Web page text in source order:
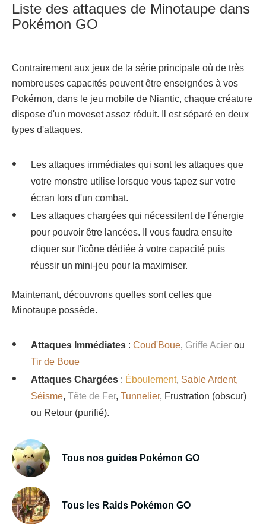
Liste des attaques de Minotaupe dans
Pokémon GO
Contrairement aux jeux de la série principale où de très
nombreuses capacités peuvent être enseignées à vos
Pokémon, dans le jeu mobile de Niantic, chaque créature
dispose d'un moveset assez réduit. Il est séparé en deux
types d'attaques.
Les attaques immédiates qui sont les attaques que
votre monstre utilise lorsque vous tapez sur votre
écran lors d'un combat.
Les attaques chargées qui nécessitent de l'énergie
pour pouvoir être lancées. Il vous faudra ensuite
cliquer sur l'icône dédiée à votre capacité puis
réussir un mini-jeu pour la maximiser.
Maintenant, découvrons quelles sont celles que
Minotaupe possède.
Attaques Immédiates : Coud'Boue, Griffe Acier ou
Tir de Boue
Attaques Chargées : Éboulement, Sable Ardent,
Séisme, Tête de Fer, Tunnelier, Frustration (obscur)
ou Retour (purifié).
Tous nos guides Pokémon GO
Tous les Raids Pokémon GO